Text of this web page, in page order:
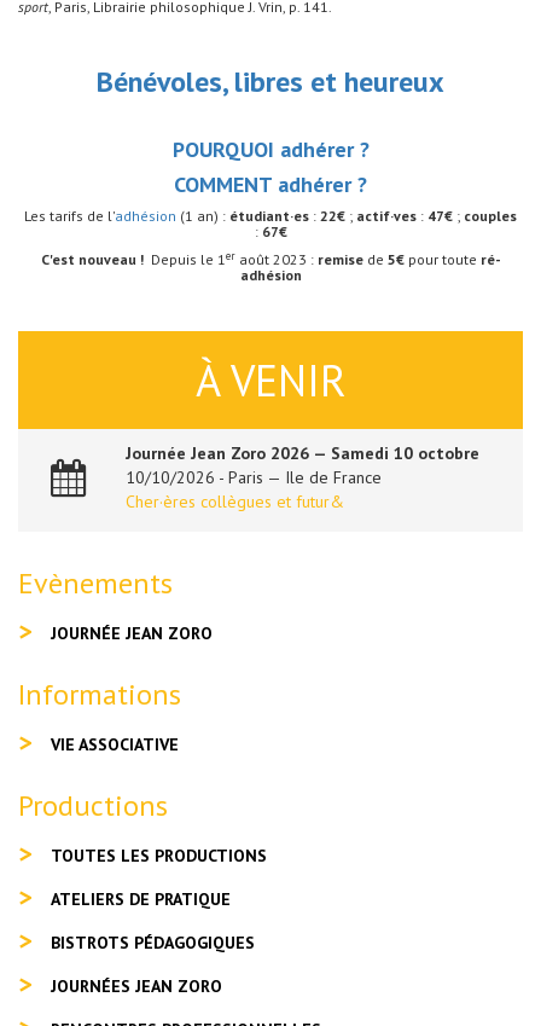
sport, Paris, Librairie philosophique J. Vrin, p. 141.
Bénévoles, libres et heureux
POURQUOI adhérer ?
COMMENT adhérer ?
Les tarifs de l'adhésion (1 an) : étudiant·es : 22€ ; actif·ves : 47€ ; couples
: 67€
C'est nouveau ! Depuis le 1eraoût 2023 : remise de 5€ pour toute ré-
adhésion
À VENIR
Journée Jean Zoro 2026 — Samedi 10 octobre
10/10/2026 - Paris — Ile de France
Cher·ères collègues et futur&
Evènements
JOURNÉE JEAN ZORO
Informations
VIE ASSOCIATIVE
Productions
TOUTES LES PRODUCTIONS
ATELIERS DE PRATIQUE
BISTROTS PÉDAGOGIQUES
JOURNÉES JEAN ZORO